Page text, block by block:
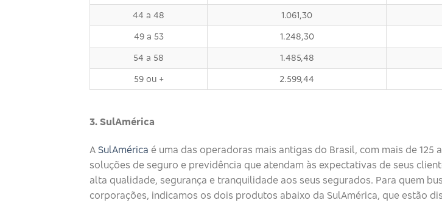
44 a 48 1.061,30
49 a 53 1.248,30
54 a 58 1.485,48
59 ou + 2.599,44
3. SulAmérica
A SulAmérica é uma das operadoras mais antigas do Brasil, com mais de
soluções de seguro e previdência que atendam às expectativas de seus
alta qualidade, segurança e tranquilidade aos seus segurados. Para quem
corporações, indicamos os dois produtos abaixo da SulAmérica, que estão